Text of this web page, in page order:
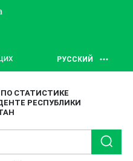
РУССКИЙ
СТАТИСТИКЕ
РЕСПУБЛИКИ